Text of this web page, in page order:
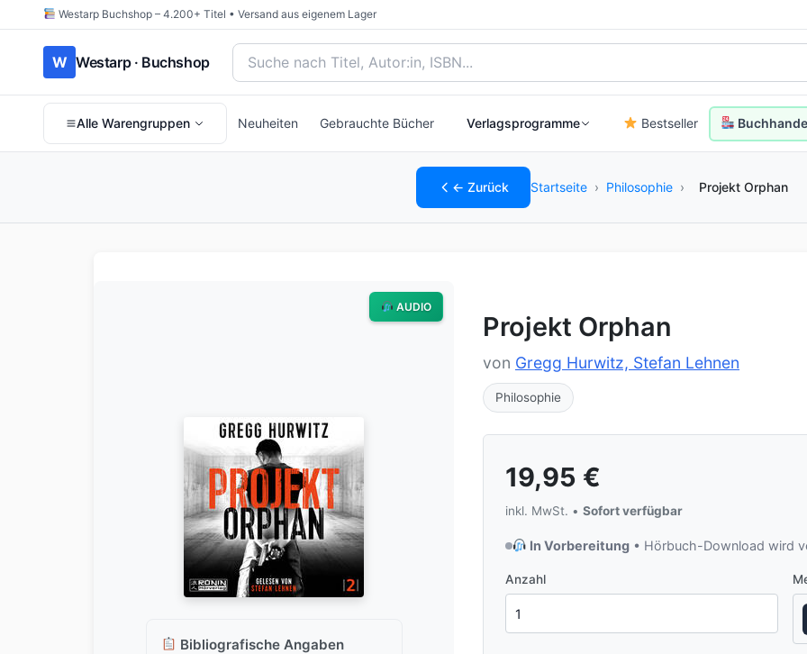
Westarp Buchshop – 4.200+ Titel • Versand aus eigenem Lager
W Westarp · Buchshop Bücher suchen nach Titel, Autor:in oder ISBN
Alle Warengruppen Neuheiten Gebrauchte Bücher Verlagsprogramme Bestseller
← Zurück Startseite › Philosophie › Projekt Orphan
Bibliografische Angaben
AUDIO
Projekt Orphan
von Gregg Hurwitz, Stefan Lehnen
Philosophie
19,95 €
inkl. MwSt. • Sofort verfügbar
In Vorbereitung • Hörbuch-Download wird
Anzahl